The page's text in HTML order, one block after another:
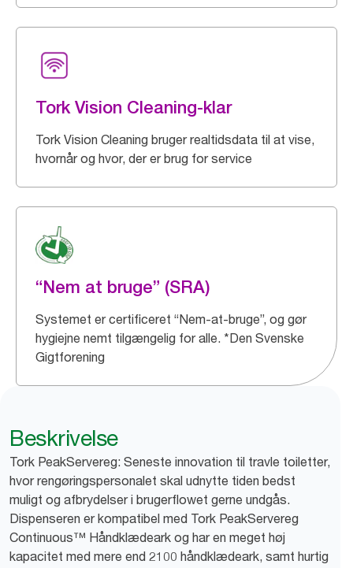
Tork Vision Cleaning-klar
Tork Vision Cleaning bruger realtidsdata til at vise,
hvornår og hvor, der er brug for service
“Nem at bruge” (SRA)
Systemet er certificeret “Nem-at-bruge”, og gør
hygiejne nemt tilgængelig for alle. *Den Svenske
Gigtforening
Beskrivelse
Tork PeakServereg: Seneste innovation til travle toiletter,
hvor rengøringspersonalet skal udnytte tiden bedst
muligt og afbrydelser i brugerflowet gerne undgås.
Dispenseren er kompatibel med Tork PeakServereg
Continuous™ Håndklædeark og har en meget høj
kapacitet med mere end 2100 håndklædeark, samt hurtig